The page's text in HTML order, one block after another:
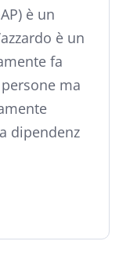
è un
è un
fa
ma
dipendenz